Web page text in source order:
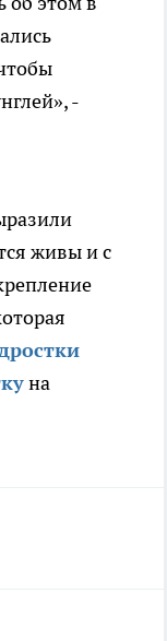
-
живы и с
на